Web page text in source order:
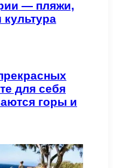
— пляжи,
для себя
горы и